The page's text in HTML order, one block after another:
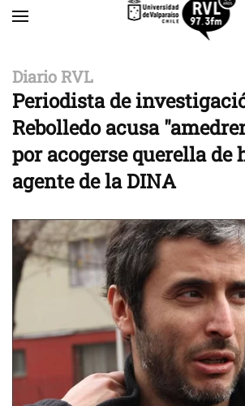
Diario RVL
Periodista de
Rebolledo acusa
por acogerse querella de
agente de la DINA